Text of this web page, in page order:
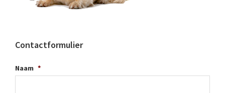
Contactformulier
Naam *